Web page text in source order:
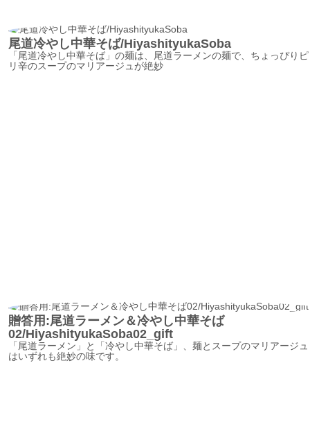
尾道冷やし中華そば/HiyashityukaSoba
「尾道冷やし中華そば」の麺は、尾道ラーメンの麺で、ちょっぴりピ
リ辛のスープのマリアージュが絶妙
贈答用:尾道ラーメン＆冷やし中華そば
02/HiyashityukaSoba02_gift
「尾道ラーメン」と「冷やし中華そば」、麺とスープのマリアージュ
はいずれも絶妙の味です。